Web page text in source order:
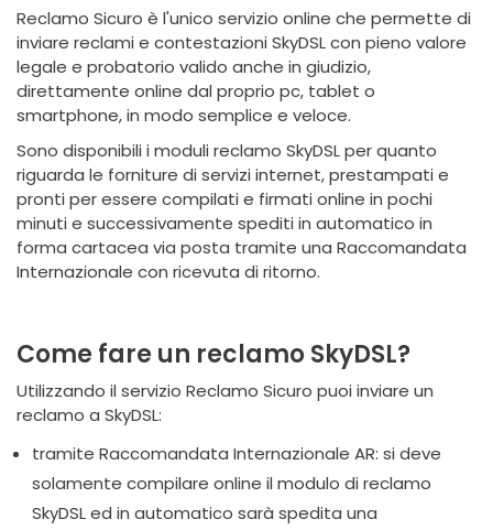
Reclamo Sicuro è l'unico servizio online che permette di
inviare reclami e contestazioni SkyDSL con pieno valore
legale e probatorio valido anche in giudizio,
direttamente online dal proprio pc, tablet o
smartphone, in modo semplice e veloce.
Sono disponibili i moduli reclamo SkyDSL per quanto
riguarda le forniture di servizi internet, prestampati e
pronti per essere compilati e firmati online in pochi
minuti e successivamente spediti in automatico in
forma cartacea via posta tramite una Raccomandata
Internazionale con ricevuta di ritorno.
Come fare un reclamo SkyDSL?
Utilizzando il servizio Reclamo Sicuro puoi inviare un
reclamo a SkyDSL:
tramite Raccomandata Internazionale AR: si deve
solamente compilare online il modulo di reclamo
SkyDSL ed in automatico sarà spedita una